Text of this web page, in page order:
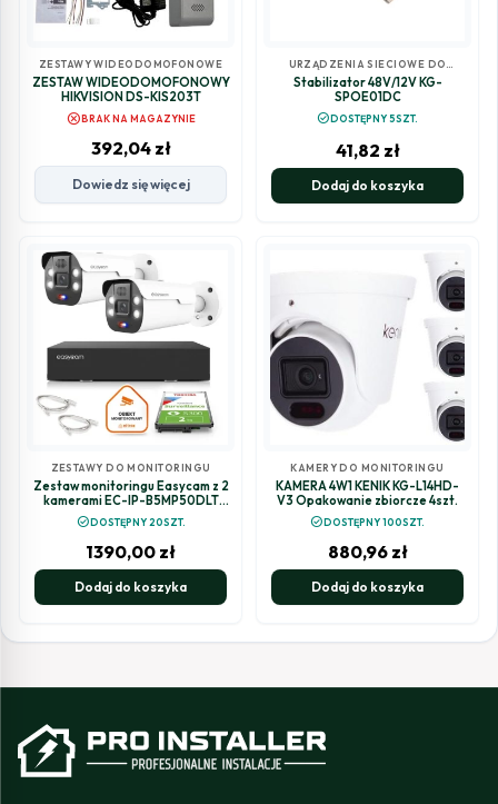
ZESTAWY WIDEODOMOFONOWE
ZESTAW WIDEODOMOFONOWY
HIKVISION DS-KIS203T
cancelBRAK NA MAGAZYNIE
392,04 zł
Dowiedz się więcej
URZĄDZENIA SIECIOWE DO
MONITORINGU
Stabilizator 48V/12V KG-
SPOE01DC
check_circleDOSTĘPNY 5SZT.
41,82 zł
Dodaj do koszyka
ZESTAWY DO MONITORINGU
Zestaw monitoringu Easycam z 2
kamerami EC-IP-B5MP50DLT
5MPx z aktywnym odstraszaniem
check_circleDOSTĘPNY 20SZT.
1390,00 zł
Dodaj do koszyka
KAMERY DO MONITORINGU
KAMERA 4W1 KENIK KG-L14HD-
V3 Opakowanie zbiorcze 4szt.
check_circleDOSTĘPNY 100SZT.
880,96 zł
Dodaj do koszyka